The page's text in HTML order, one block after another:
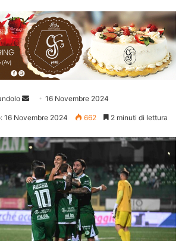
Invia 16 Novembre 2024
16 Novembre 2024 662 2 minuti di lettura